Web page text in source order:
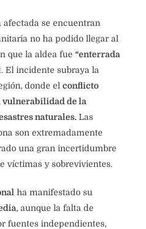
afectada se encuentran
no ha podido llegar al
que la aldea fue “enterrada
El incidente subraya la
donde el conflicto
vulnerabilidad de la
naturales. Las
son extremadamente
una gran incertidumbre
víctimas y sobrevivientes.
ha manifestado su
, aunque la falta de
fuentes independientes,